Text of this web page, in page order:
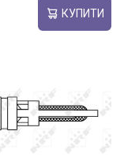
КУПИТИ